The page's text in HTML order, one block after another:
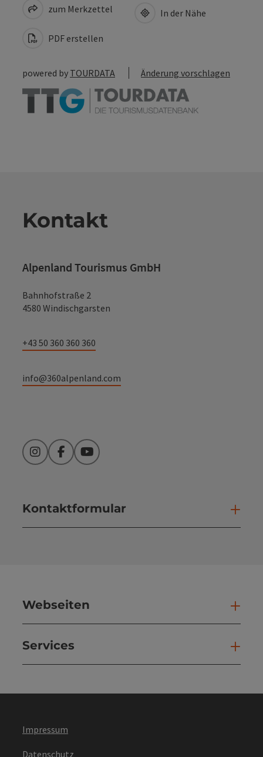
zum Merkzettel
PDF erstellen
In der Nähe
powered by TOURDATA Änderung vorschlagen
Kontakt
Alpenland Tourismus GmbH
Bahnhofstraße 2
4580 Windischgarsten
+43 50 360 360 360
info@360alpenland.com
InstagramFacebookYouTube
Kontaktformular
Webseiten
Services
Impressum
Datenschutz